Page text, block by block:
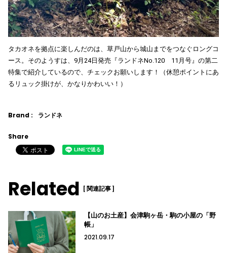
タカオネを拠点に楽しんだのは、草戸山から城山までをつなぐロングコ
ース。そのようすは、9月24日発売『ランドネNo.120 11月号』の第二
特集で紹介しているので、チェックお願いします！（休憩ポイントにあ
るリュック掛けが、かなりかわいい！）
Brand : ランドネ
Share
Related [ 関連記事 ]
【山のお土産】会津駒ヶ岳・駒の小屋の「野
帳」
2021.09.17